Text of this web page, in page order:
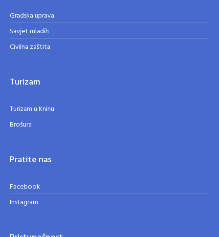
Gradska uprava
Savjet mladih
Civilna zaštita
Turizam
Turizam u Kninu
Brošura
Pratite nas
Facebook
Instagram